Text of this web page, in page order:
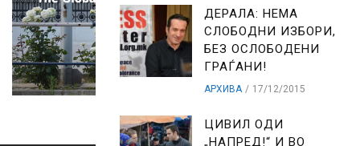
ДЕРАЛА: НЕМА
СЛОБОДНИ ИЗБОРИ,
БЕЗ ОСЛОБОДЕНИ
ГРАЃАНИ!
АРХИВА 17/12/2015
ЦИВИЛ ОДИ
„НАПРЕД!“ И ВО